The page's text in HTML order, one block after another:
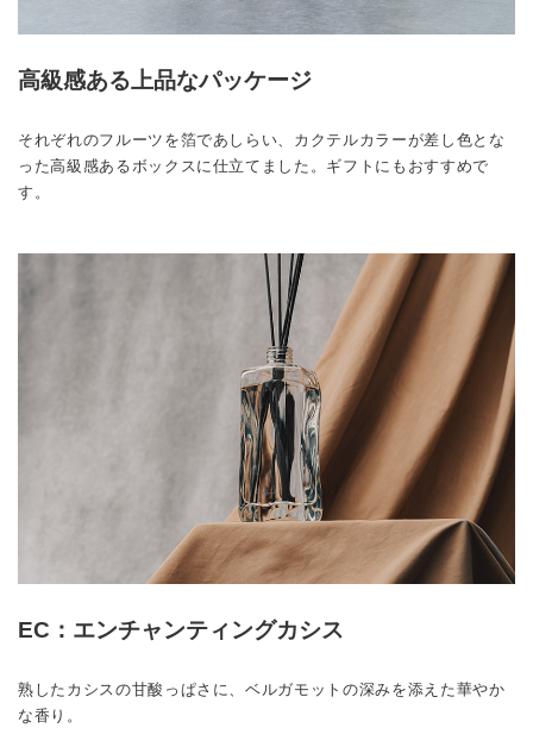
高級感ある上品なパッケージ
それぞれのフルーツを箔であしらい、カクテルカラーが差し色とな
った高級感あるボックスに仕立てました。ギフトにもおすすめで
す。
EC：エンチャンティングカシス
熟したカシスの甘酸っぱさに、ベルガモットの深みを添えた華やか
な香り。